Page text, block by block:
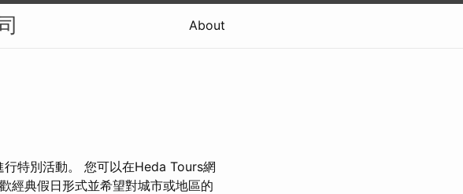
About
特別活動。 您可以在Heda Tours網
經典假日形式並希望對城市或地區的